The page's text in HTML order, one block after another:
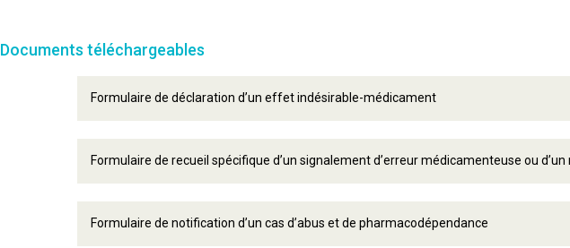
Documents téléchargeables
Formulaire de déclaration d’un effet indésirable-médicament
Formulaire de recueil spécifique d’un signalement d’erreur médicamenteuse ou d’un
Formulaire de notification d’un cas d’abus et de pharmacodépendance